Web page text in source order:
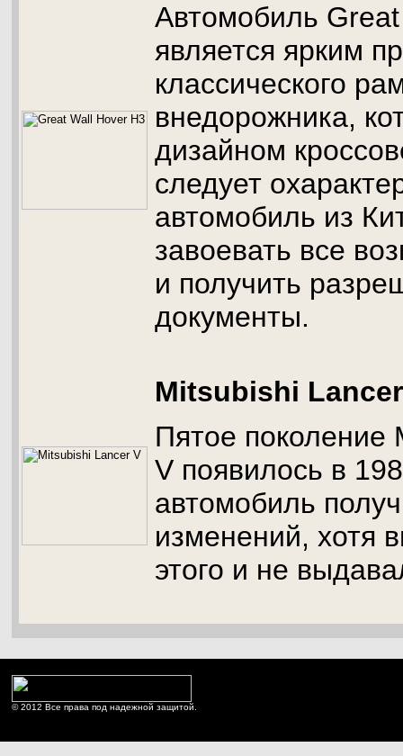
Автомобиль
является ярким
классического
внедорожника,
дизайном
следует
автомобиль из
завоевать все
и получить
документы.
Mitsubishi
Пятое поколение
V появилось в
автомобиль
изменений, хотя
этого и не
© 2012 Все права под надежной защитой.